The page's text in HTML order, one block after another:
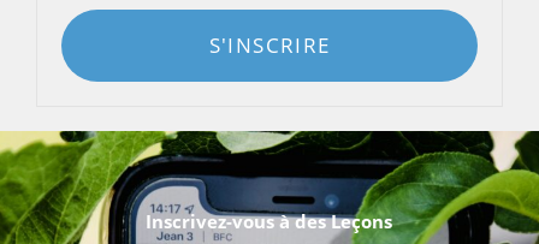
S'INSCRIRE
Inscrivez-vous à des Leçons